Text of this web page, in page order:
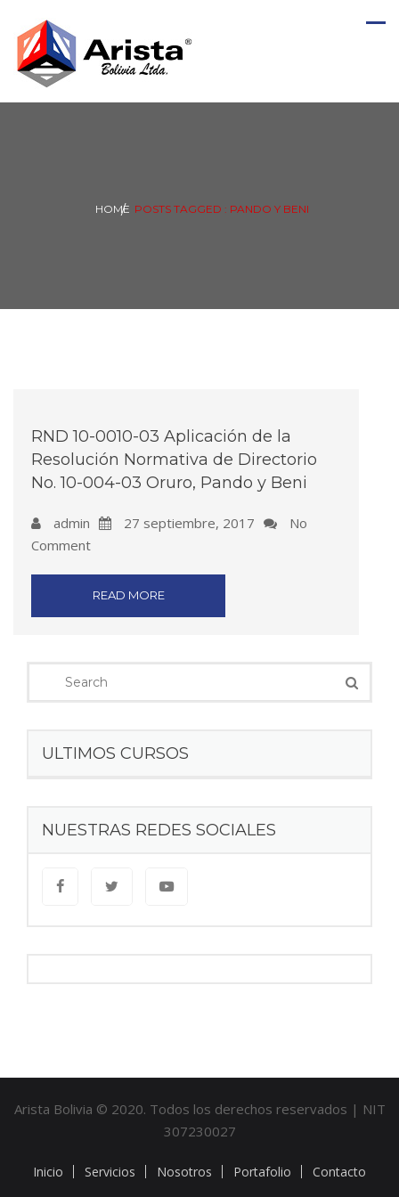
HOME POSTS TAGGED : PANDO Y BENI
RND 10-0010-03 Aplicación de la
Resolución Normativa de Directorio
No. 10-004-03 Oruro, Pando y Beni
admin 27 septiembre, 2017
No
Comment
READ MORE
ULTIMOS CURSOS
NUESTRAS REDES SOCIALES
Arista Bolivia © 2020. Todos los derechos reservados | NIT
307230027
Inicio Servicios Nosotros Portafolio Contacto